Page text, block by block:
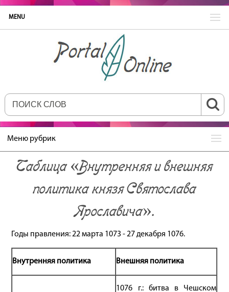
MENU
Меню рубрик
Таблица «Внутренняя и внешняя
политика князя Святослава
Ярославича».
Годы правления: 22 марта 1073 - 27 декабря 1076.
Внутренняя политика Внешняя политика
1076 г.: битва в Чешском